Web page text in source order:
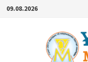
Перейти
содержимому
09.08.2026